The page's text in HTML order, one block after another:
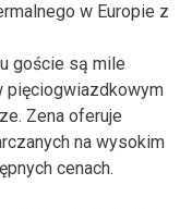
w Europie z
goście są mile
pięciogwiazdkowym
Zena oferuje
na wysokim
cenach.